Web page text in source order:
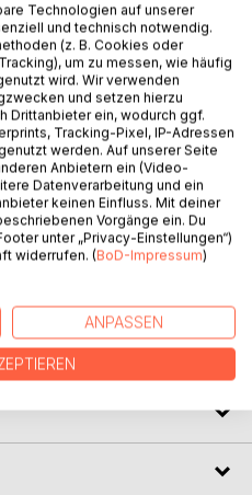
sehnsüchtig auf seinen
Technologien auf unserer
und technisch notwendig.
(z. B. Cookies oder
um zu messen, wie häufig
wird. Wir verwenden
und setzen hierzu
Drittanbieter ein, wodurch ggf.
Tracking-Pixel, IP-Adressen
werden. Auf unserer Seite
Anbietern ein (Video-
Datenverarbeitung und ein
keinen Einfluss. Mit deiner
Vorgänge ein. Du
unter „Privacy-Einstellungen“)
widerrufen. (BoD-Impressum)
ANPASSEN